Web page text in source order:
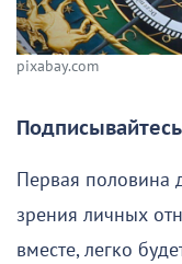
pixabay.com
Первая половина
зрения личных
вместе, легко